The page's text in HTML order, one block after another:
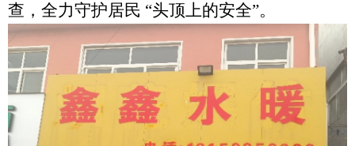
查，全力守护居民 “头顶上的安全”。